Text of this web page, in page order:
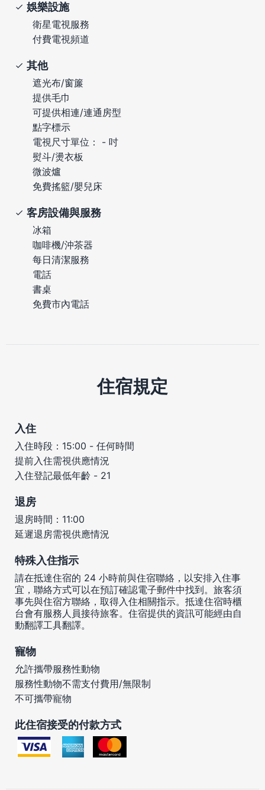
娛樂設施
衛星電視服務
付費電視頻道
其他
遮光布/窗簾
提供毛巾
可提供相連/連通房型
點字標示
電視尺寸單位： - 吋
熨斗/燙衣板
微波爐
免費搖籃/嬰兒床
客房設備與服務
冰箱
咖啡機/沖茶器
每日清潔服務
電話
書桌
免費市內電話
住宿規定
入住
入住時段：15:00 - 任何時間
提前入住需視供應情況
入住登記最低年齡 - 21
退房
退房時間：11:00
延遲退房需視供應情況
特殊入住指示
請在抵達住宿的 24 小時前與住宿聯絡，以安排入住事
宜，聯絡方式可以在預訂確認電子郵件中找到。旅客須
事先與住宿方聯絡，取得入住相關指示。抵達住宿時櫃
台會有服務人員接待旅客。住宿提供的資訊可能經由自
動翻譯工具翻譯。
寵物
允許攜帶服務性動物
服務性動物不需支付費用/無限制
不可攜帶寵物
此住宿接受的付款方式